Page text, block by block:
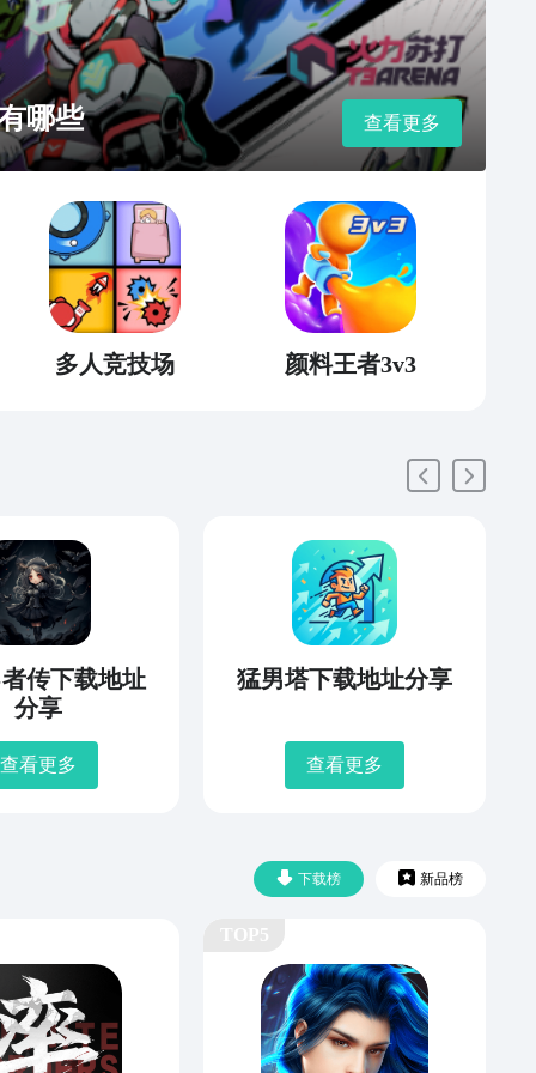
哪些 查看更多
多人竞技场 颜料王者3v3
传下载地址
分享
查看更多
猛男塔下载地址分享
查看更多
下载榜 新品榜